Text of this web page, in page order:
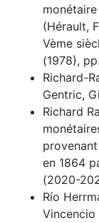
(Hérault,
Vème
(1978),
Richard-
Gentric,
Richard
en 1864
(2020-
Río
Vincencio